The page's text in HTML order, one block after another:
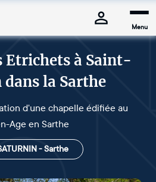
Menu
Etrichets à Saint-
la Sarthe
d'une chapelle édifiée au
Age en Sarthe
- Sarthe